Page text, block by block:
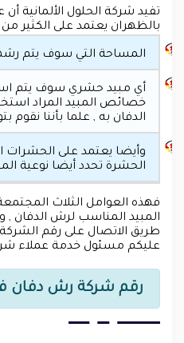
تفيد شركة الحلول الألمانية
بالظهران يعتمد على الكثير
المساحة التي سوف يتم
أي مبيد حشري سوف يتم
خصائص المبيد المراد
الدفان به , علما بأننا نقوم
وأيضا يعتمد على الحشرات
الحشرة تحدد أيضا نوعية
فهذه العوامل الثلاث
المبيد المناسب لرش الدفان ,
طريق الاتصال على رقم
عليكم مسئول خدمة عملاء
رقم شركة رش دفان